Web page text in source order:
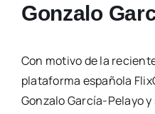
Gonzalo
Con motivo de la
plataforma española
Gonzalo García-Pelayo y